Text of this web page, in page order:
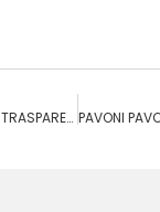
SAC A POCHE PICCOLE TRASPARENTI H30 CM